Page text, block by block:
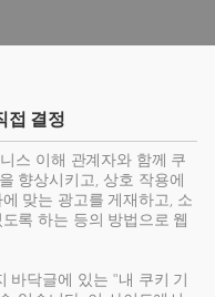
to spend more
best
mobility providers.
접 결정
스 이해 관계자와 함께 쿠
향상시키고, 상호 작용에
맞는 광고를 게재하고, 소
록 하는 등의 방법으로 웹
바닥글에 있는 "내 쿠키 기